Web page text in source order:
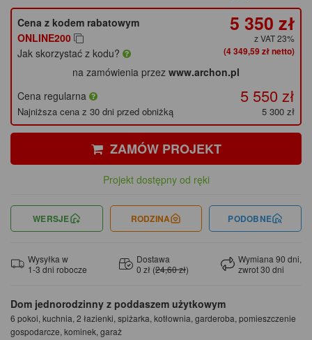
Dom jednorodzinny z poddaszem użytkowym
6 pokoi, kuchnia, 2 łazienki, spiżarka, kotłownia, garderoba, pomieszczenie
gospodarcze, kominek, garaż
Cena z kodem rabatowym
ONLINE200
Jak skorzystać z kodu?
5 350 zł
z VAT 23%
(4 349,59 zł netto)
na zamówienia przez www.archon.pl
Cena regularna
5 550 zł
Najniższa cena z 30 dni przed obniżką 5 300 zł
ZAMÓW PROJEKT
Projekt dostępny od ręki
WERSJE RODZINA PODOBNE
Wysyłka w
1-3 dni robocze
Dostawa
0 zł (24,60 zł)
Wymiana 90 dni,
zwrot 30 dni